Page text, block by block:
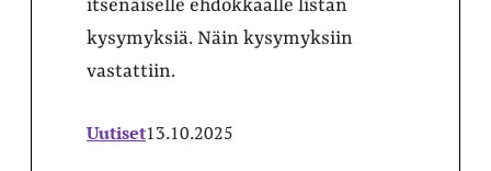
itsenäiselle ehdokkaalle listan
kysymyksiä. Näin kysymyksiin
vastattiin.
Uutiset13.10.2025